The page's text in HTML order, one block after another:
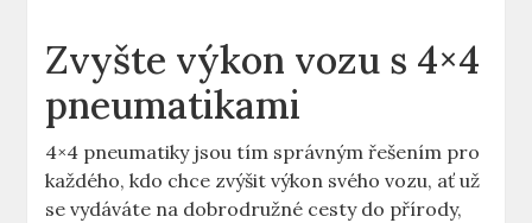
Zvyšte výkon vozu s 4×4
pneumatikami
4×4 pneumatiky jsou tím správným řešením pro
každého, kdo chce zvýšit výkon svého vozu, ať už
se vydáváte na dobrodružné cesty do přírody,